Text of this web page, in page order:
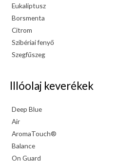
Eukaliptusz
Borsmenta
Citrom
Szibériai fenyő
Szegfűszeg
Illóolaj keverékek
Deep Blue
Air
AromaTouch®
Balance
On Guard